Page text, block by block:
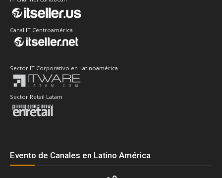
Canal IT Centroamérica
Sector IT Corporativo en Latinoamérica
Sector Retail Latam
Evento de Canales en Latino América